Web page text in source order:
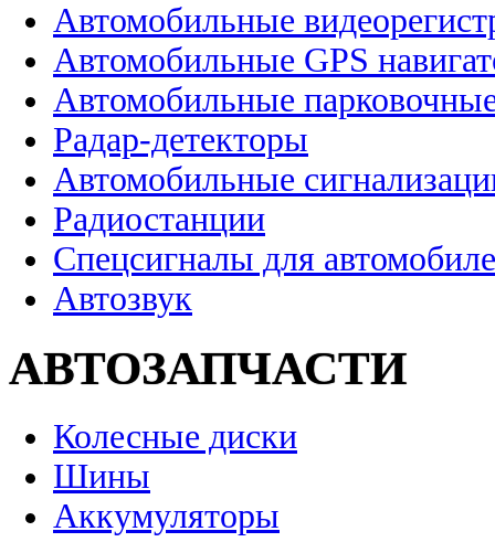
Автомобильные
Автомобильные GPS
Автомобильные
Радар-детекторы
Автомобильные
Радиостанции
Спецсигналы для
Автозвук
АВТОЗАПЧАСТИ
Колесные диски
Шины
Аккумуляторы